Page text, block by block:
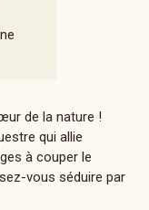
de la nature !
qui allie
à couper le
vous séduire par